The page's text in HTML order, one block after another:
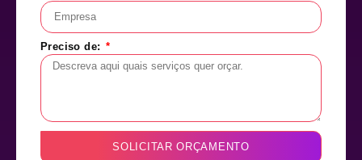
Preciso de:
SOLICITAR ORÇAMENTO